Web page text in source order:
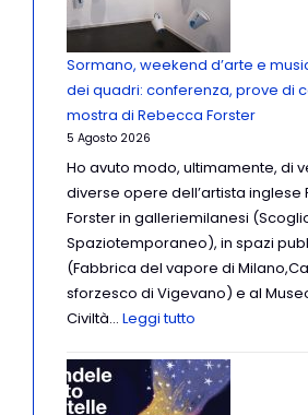
Sormano, weekend d’arte e
dei quadri: conferenza, prove di
mostra di Rebecca Forster
5 Agosto 2026
Ho avuto modo, ultimamente, di
diverse opere dell’artista inglese
Forster in galleriemilanesi
Spaziotemporaneo), in spazi
(Fabbrica del vapore di
sforzesco di Vigevano) e al
Civiltà… Leggi tutto